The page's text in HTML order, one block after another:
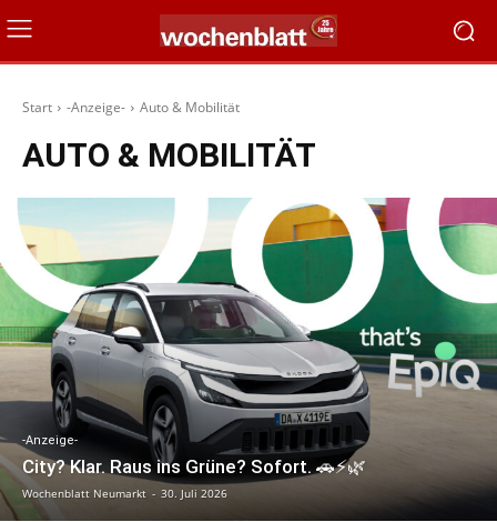
Start -Anzeige- Auto & Mobilität
AUTO & MOBILITÄT
-Anzeige-
City? Klar. Raus ins Grüne? Sofort. 🚗⚡🌿
Wochenblatt Neumarkt - 30. Juli 2026